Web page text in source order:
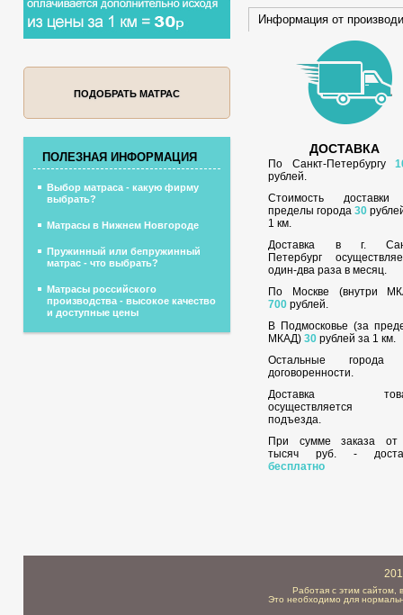
Информация от
ДОСТАВКА
По Санкт-Петербургу
рублей.
Стоимость
пределы города30
1 км.
Доставка в г.
Петербург
один-два раза в месяц.
По Москве (внутри
700 рублей.
В Подмосковье (за
МКАД)30 рублей за 1 км.
Остальные города
договоренности.
Доставка
осуществляется
подъезда.
При сумме заказа
тысяч руб. -
бесплатно
ПОДОБРАТЬ МАТРАС
ПОЛЕЗНАЯ ИНФОРМАЦИЯ
Выбор матраса - какую фирму
выбрать?
Матрасы в Нижнем Новгороде
Пружинный или бепружинный
матрас - что выбрать?
Матрасы российского
производства - высокое качество
и доступные цены
Работая с этим сайтом,
Это необходимо для